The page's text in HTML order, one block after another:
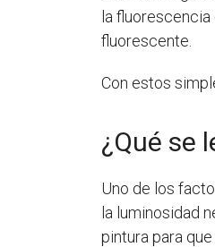
la fluorescencia
fluorescente.
Con estos
¿Qué se
Uno de los
la luminosidad
pintura para